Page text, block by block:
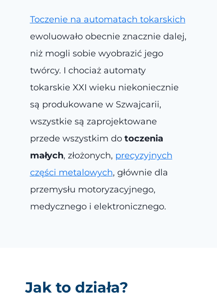
Toczenie na automatach tokarskich
ewoluowało obecnie znacznie dalej,
niż mogli sobie wyobrazić jego
twórcy. I chociaż automaty
tokarskie XXI wieku niekoniecznie
są produkowane w Szwajcarii,
wszystkie są zaprojektowane
przede wszystkim do toczenia
małych, złożonych, precyzyjnych
części metalowych, głównie dla
przemysłu motoryzacyjnego,
medycznego i elektronicznego.
Jak to działa?